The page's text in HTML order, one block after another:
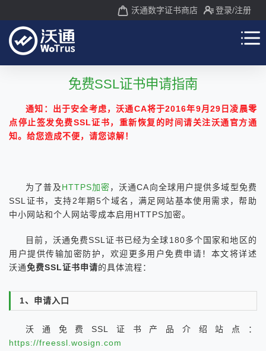
沃通数字证书商店 登录/注册
免费SSL证书申请指南
通知：出于安全考虑，沃通CA将于2016年9月29日凌晨零
点停止签发免费SSL证书，重新恢复的时间请关注沃通官方通
知。给您造成不便，请您谅解！
为了普及HTTPS加密，沃通CA向全球用户提供多域型免费
SSL证书，支持2年期5个域名，满足网站基本使用需求，帮助
中小网站和个人网站零成本启用HTTPS加密。
目前，沃通免费SSL证书已经为全球180多个国家和地区的
用户提供传输加密防护，欢迎更多用户免费申请！本文将详述
沃通免费SSL证书申请的具体流程：
1、申请入口
沃通免费SSL证书产品介绍站点：
https://freessl.wosign.com